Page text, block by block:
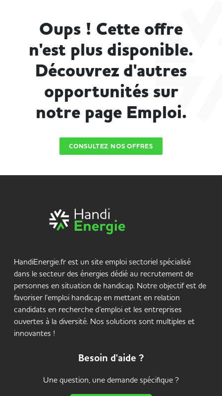
Oups ! Cette offre
n'est plus disponible.
Découvrez d'autres
opportunités sur
notre page Emploi.
CONSULTEZ NOS OFFRES
HandiEnergie.fr est un site emploi sectoriel spécialisé
dans le secteur des énergies dédié au recrutement de
personnes en situation de handicap. Notre objectif est de
favoriser l’emploi handicap en mettant en relation
candidats en recherche d’emploi et les entreprises
ouvertes à la diversité. Nos solutions sont multiples et
innovantes !
Besoin d'aide ?
Une question, une demande spécifique ?